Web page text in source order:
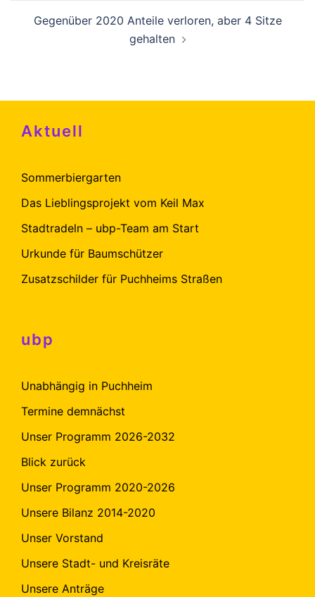
Gegenüber 2020 Anteile verloren, aber 4 Sitze
gehalten
Aktuell
Sommerbiergarten
Das Lieblingsprojekt vom Keil Max
Stadtradeln – ubp-Team am Start
Urkunde für Baumschützer
Zusatzschilder für Puchheims Straßen
ubp
Unabhängig in Puchheim
Termine demnächst
Unser Programm 2026-2032
Blick zurück
Unser Programm 2020-2026
Unsere Bilanz 2014-2020
Unser Vorstand
Unsere Stadt- und Kreisräte
Unsere Anträge